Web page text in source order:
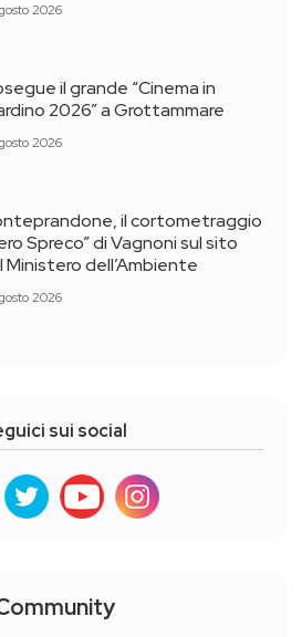
2026
il grande “Cinema in
2026” a Grottammare
2026
il cortometraggio
Spreco” di Vagnoni sul sito
Ministero dell’Ambiente
2026
sui social